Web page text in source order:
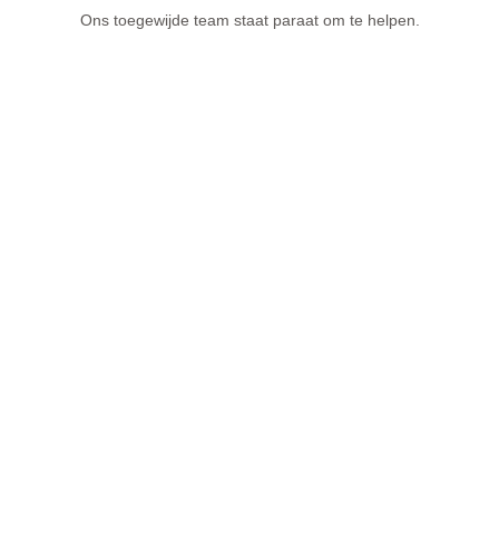
Ons toegewijde team staat paraat om te helpen.